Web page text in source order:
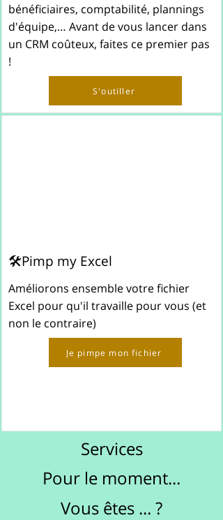
bénéficiaires, comptabilité, plannings
d'équipe,… Avant de vous lancer dans
un CRM coûteux, faites ce premier pas
!
S'outiller
🛠️Pimp my Excel
Améliorons ensemble votre fichier
Excel pour qu'il travaille pour vous (et
non le contraire)
Je pimpe mon fichier
Services
Pour le moment...
Vous êtes ... ?